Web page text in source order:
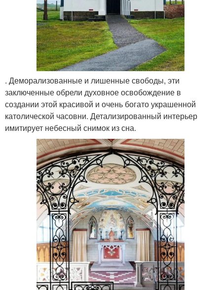
. Деморализованные и лишенные свободы, эти
заключенные обрели духовное освобождение в
создании этой красивой и очень богато украшенной
католической часовни. Детализированный интерьер
имитирует небесный снимок из сна.